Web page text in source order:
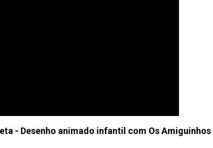
- Desenho animado infantil com Os Amiguinhos